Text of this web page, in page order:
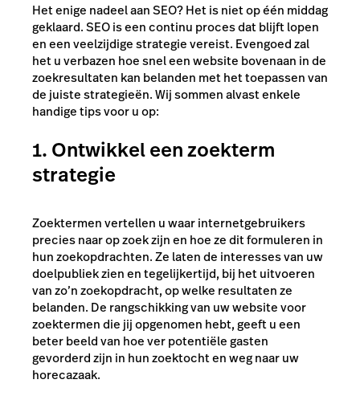
Het enige nadeel aan SEO? Het is niet op één middag
geklaard. SEO is een continu proces dat blijft lopen
en een veelzijdige strategie vereist. Evengoed zal
het u verbazen hoe snel een website bovenaan in de
zoekresultaten kan belanden met het toepassen van
de juiste strategieën. Wij sommen alvast enkele
handige tips voor u op:
1. Ontwikkel een zoekterm
strategie
Zoektermen vertellen u waar internetgebruikers
precies naar op zoek zijn en hoe ze dit formuleren in
hun zoekopdrachten. Ze laten de interesses van uw
doelpubliek zien en tegelijkertijd, bij het uitvoeren
van zo’n zoekopdracht, op welke resultaten ze
belanden. De rangschikking van uw website voor
zoektermen die jij opgenomen hebt, geeft u een
beter beeld van hoe ver potentiële gasten
gevorderd zijn in hun zoektocht en weg naar uw
horecazaak.